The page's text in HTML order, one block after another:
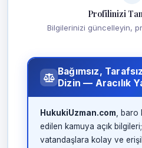
Profilinizi
Bilgilerinizi güncelleyin,
Bağımsız,
Dizin — Aracılık
HukukiUzman.com , baro
edilen kamuya açık
vatandaşlara kolay ve